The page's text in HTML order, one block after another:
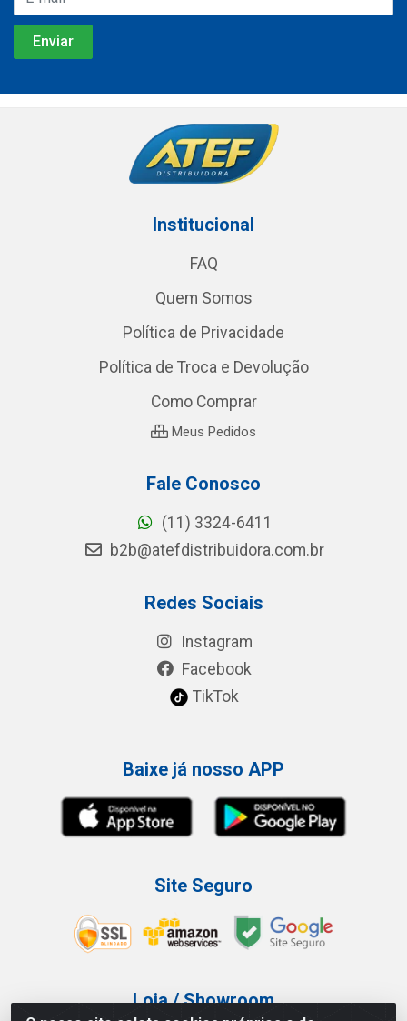
Institucional
FAQ
Quem Somos
Política de Privacidade
Política de Troca e Devolução
Como Comprar
Meus Pedidos
Fale Conosco
(11) 3324-6411
b2b@atefdistribuidora.com.br
Redes Sociais
Instagram
Facebook
TikTok
Baixe já nosso APP
Site Seguro
Loja / Showroom